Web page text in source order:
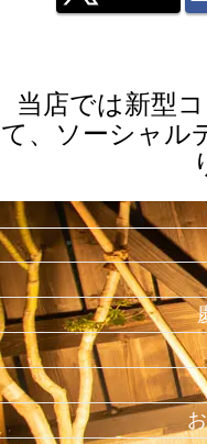
当店では新型
て、ソーシャル